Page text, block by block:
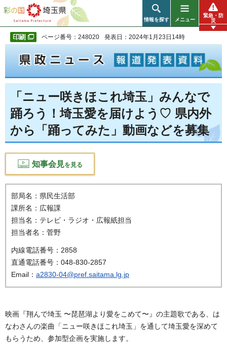
彩の国 埼玉県
情報を探す メニュー
緊急・防
災
ページ番号：248020 発表日：2024年1月23日14時
「ニュー咲きほこれ埼玉」みんなで
踊ろう！埼玉愛を届けよう♡ 県内外
から「踊ってみた」動画などを募集
知事会見を見る
部局名：県民生活部
課所名：広報課
担当名：テレビ・ラジオ・広報紙担当
担当者名：菅野
内線電話番号：2858
直通電話番号：048-830-2857
Email： a2830-04@pref.saitama.lg.jp
映画『翔んで埼玉 〜琵琶湖より愛をこめて〜』の主題歌である、は
なわさんの楽曲「ニュー咲きほこれ埼玉」を通して埼玉愛を深めて
もらうため、参加型企画を実施します。